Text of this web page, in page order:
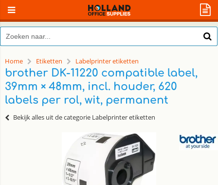
Home Etiketten Labelprinter etiketten
brother DK-11220 compatible label,
39mm × 48mm, incl. houder, 620
labels per rol, wit, permanent
Bekijk alles uit de categorie Labelprinter etiketten